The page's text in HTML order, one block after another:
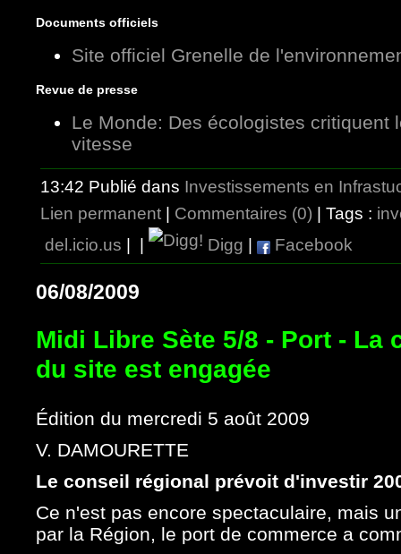
Documents officiels
Site officiel Grenelle de
Revue de presse
Le Monde: Des écologistes critiquent
vitesse
13:42 Publié dans Investissements en
Lien permanent
Commentaires (0) | Tags :
del.icio.us
Digg Facebook
06/08/2009
Midi Libre Sète 5/8 - Port - La
du site est engagée
Édition du mercredi 5 août 2009
V. DAMOURETTE
Le conseil régional prévoit d'investir
Ce n'est pas encore spectaculaire, mais
par la Région, le port de commerce a